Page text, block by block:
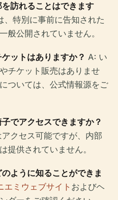
訪れることはできます
、特別に事前に告知された
般公開されていません。
ットはありますか？ A: い
チケット販売はありませ
ついては、公式情報源をご
でアクセスできますか？
クセス可能ですが、内部
提供されていません。
ように知ることができま
エミウェブサイト およびヘ